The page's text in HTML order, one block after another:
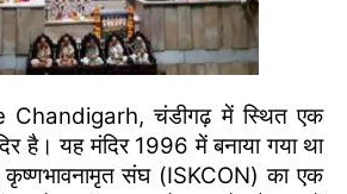
Chandigarh, चंडीगढ़ में स्थित एक
है। यह मंदिर 1996 में बनाया गया था
कृष्णभावनामृत संघ (ISKCON) का एक